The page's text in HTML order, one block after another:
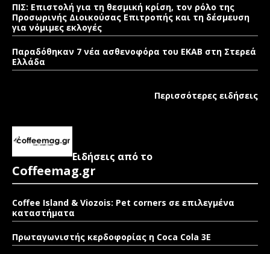
ΠΙΣ: Επιστολή για τη θεσμική κρίση, τον ρόλο της
Προσωρινής Διοικούσας Επιτροπής και τη δέσμευση
για νόμιμες εκλογές
Παραδόθηκαν 7 νέα ασθενοφόρα του ΕΚΑΒ στη Στερεά
Ελλάδα
Περισσότερες ειδήσεις
Ειδήσεις από το
Coffeemag.gr
Coffee Island & Viozois: Pet corners σε επιλεγμένα
καταστήματα
Πρωταγωνιστής κερδοφορίας η Coca Cola 3E